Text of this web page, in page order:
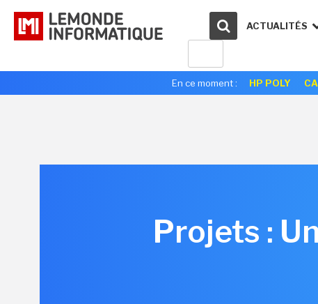
ACTUALITÉS
En ce moment : HP POLY
Projets :